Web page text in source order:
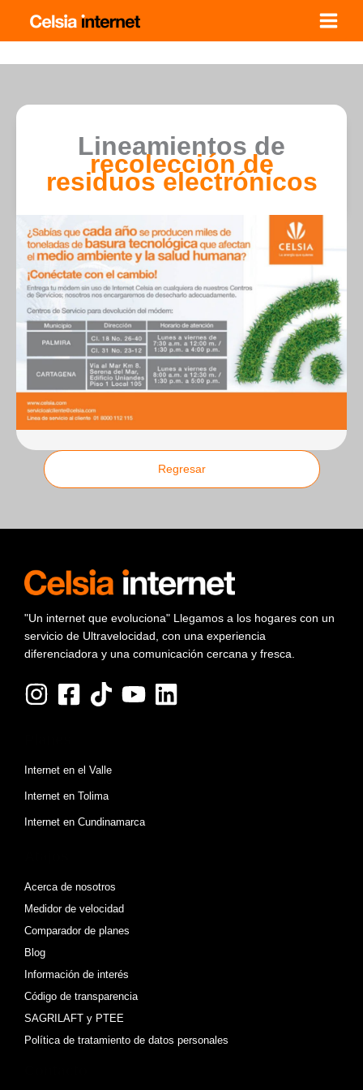
contenido
Lineamientos de
recolección de
residuos electrónicos
Regresar
"Un internet que evoluciona" Llegamos a los hogares con un
servicio de Ultravelocidad, con una experiencia
diferenciadora y una comunicación cercana y fresca.
Internet en el Valle
Internet en Tolima
Internet en Cundinamarca
Acerca de nosotros
Medidor de velocidad
Comparador de planes
Blog
Información de interés
Código de transparencia
SAGRILAFT y PTEE
Política de tratamiento de datos personales